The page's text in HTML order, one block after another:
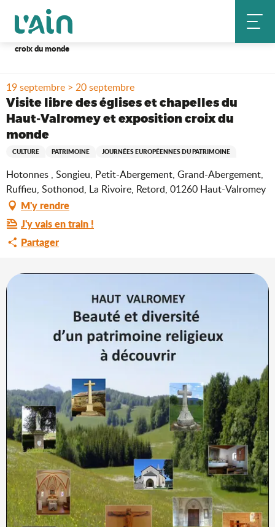
contenu
principal
Accueil Séjourner
Agenda & nouveautés
Visite libre des églises et chapelles du Haut-Valromey et exposition
croix du monde
19 septembre > 20 septembre
Visite libre des églises et chapelles du
Haut-Valromey et exposition croix du
monde
CULTURE PATRIMOINE JOURNÉES EUROPÉENNES DU PATRIMOINE
Hotonnes , Songieu, Petit-Abergement, Grand-Abergement,
Ruffieu, Sothonod, La Rivoire, Retord, 01260 Haut-Valromey
M'y rendre
J'y vais en train !
Partager